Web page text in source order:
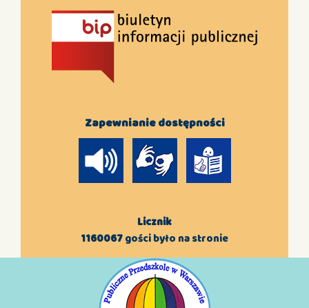
Zapewnianie dostępności
Licznik
1160067gości było na stronie